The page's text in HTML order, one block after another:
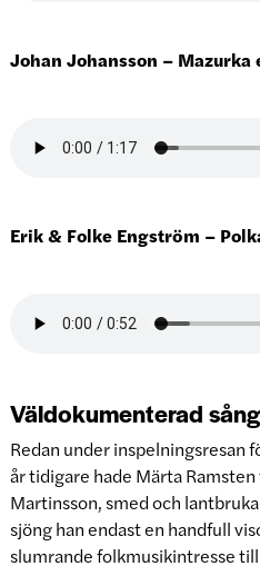
Johan Johansson –
Erik & Folke Engström –
Väldokumenterad
Redan under inspelningsresan
år tidigare hade Märta
Martinsson, smed och
sjöng han endast en handfull
slumrande folkmusikintresse